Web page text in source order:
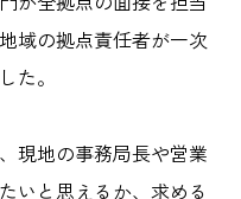
域の拠点責任者が一次
た。
現地の事務局長や営業
いと思えるか、求める